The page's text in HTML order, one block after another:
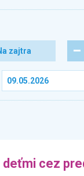
zajtra
deťmi cez